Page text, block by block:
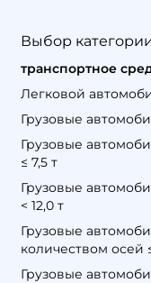
Выбор
транспортное
Легковой
Грузовые
Грузовые
≤ 7,5 т
Грузовые
< 12,0 т
Грузовые
количеством осей
Грузовые